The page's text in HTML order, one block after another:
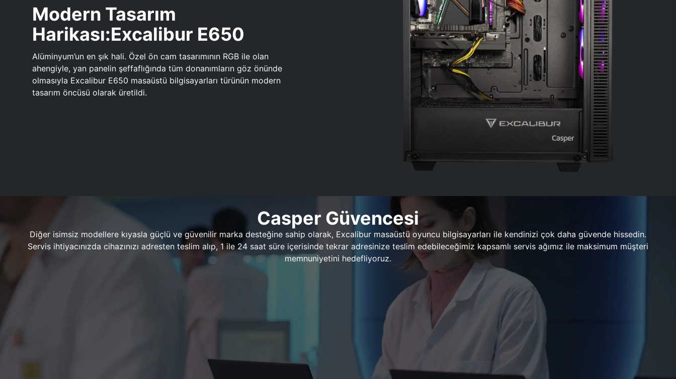
Modern Tasarım
Harikası:Excalibur E650
Alüminyum’un en şık hali. Özel ön cam tasarımının RGB ile olan
ahengiyle, yan panelin şeffaflığında tüm donanımların göz önünde
olmasıyla Excalibur E650 masaüstü bilgisayarları türünün modern
tasarım öncüsü olarak üretildi.
Casper Güvencesi
Diğer isimsiz modellere kıyasla güçlü ve güvenilir marka desteğine sahip olarak, Excalibur masaüstü oyuncu bilgisayarları ile kendinizi çok daha güvende hissedin.
Servis ihtiyacınızda cihazınızı adresten teslim alıp, 1 ile 24 saat süre içerisinde tekrar adresinize teslim edebileceğimiz kapsamlı servis ağımız ile maksimum müşteri
memnuniyetini hedefliyoruz.